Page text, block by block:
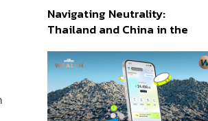
Navigating Neutrality:
Thailand and China in the
Order